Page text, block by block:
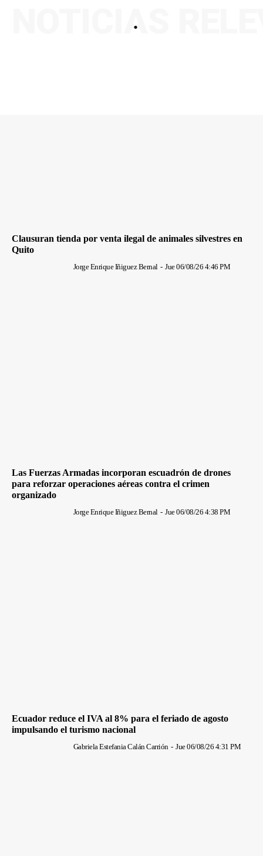
.
NOTICIAS
Clausuran tienda por venta ilegal de animales silvestres en
Quito
Jorge Enrique Iñiguez Bernal - Jue 06/08/26 4:46 PM
Las Fuerzas Armadas incorporan escuadrón de drones
para reforzar operaciones aéreas contra el crimen
organizado
Jorge Enrique Iñiguez Bernal - Jue 06/08/26 4:38 PM
Ecuador reduce el IVA al 8% para el feriado de agosto
impulsando el turismo nacional
Gabriela Estefania Calán Carrión - Jue 06/08/26 4:31 PM